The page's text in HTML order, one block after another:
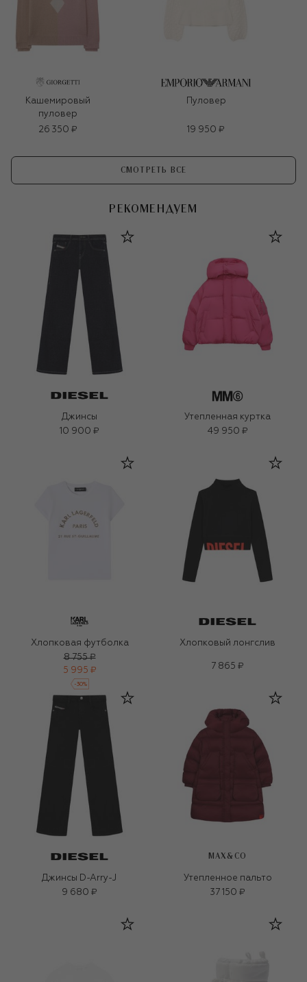
Кашемировый
пуловер
26 350 ₽
Пуловер
19 950 ₽
СМОТРЕТЬ ВСЕ
РЕКОМЕНДУЕМ
Джинсы
10 900 ₽
Утепленная куртка
49 950 ₽
Хлопковая футболка
8 755 ₽
5 995 ₽
-30%
Хлопковый лонгслив
7 865 ₽
Джинсы D-Arry-J
9 680 ₽
MAX&CO
Утепленное пальто
37 150 ₽